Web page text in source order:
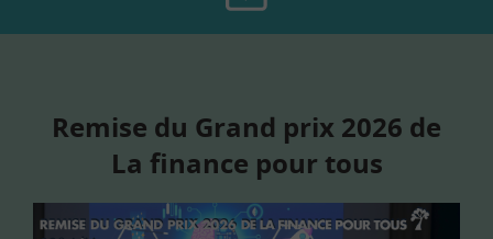
Remise du Grand prix 2026 de
La finance pour tous